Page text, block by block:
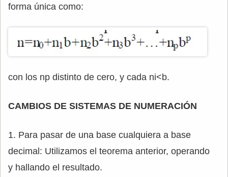
forma única como:
con los np distinto de cero, y cada ni<b.
CAMBIOS DE SISTEMAS DE NUMERACIÓN
1. Para pasar de una base cualquiera a base
decimal: Utilizamos el teorema anterior, operando
y hallando el resultado.